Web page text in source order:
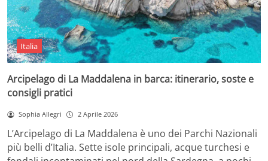
Italia
Arcipelago di La Maddalena in barca: itinerario, soste e
consigli pratici
Sophia Allegri 2 Aprile 2026
L’Arcipelago di La Maddalena è uno dei Parchi Nazionali
più belli d’Italia. Sette isole principali, acque turchesi e